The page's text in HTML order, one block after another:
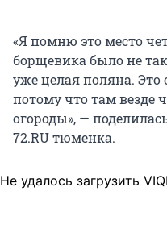
«Я помню это место
борщевика было не
уже целая поляна. Это
потому что там везде
огороды», —
72.RU тюменка.
Не удалось загрузить